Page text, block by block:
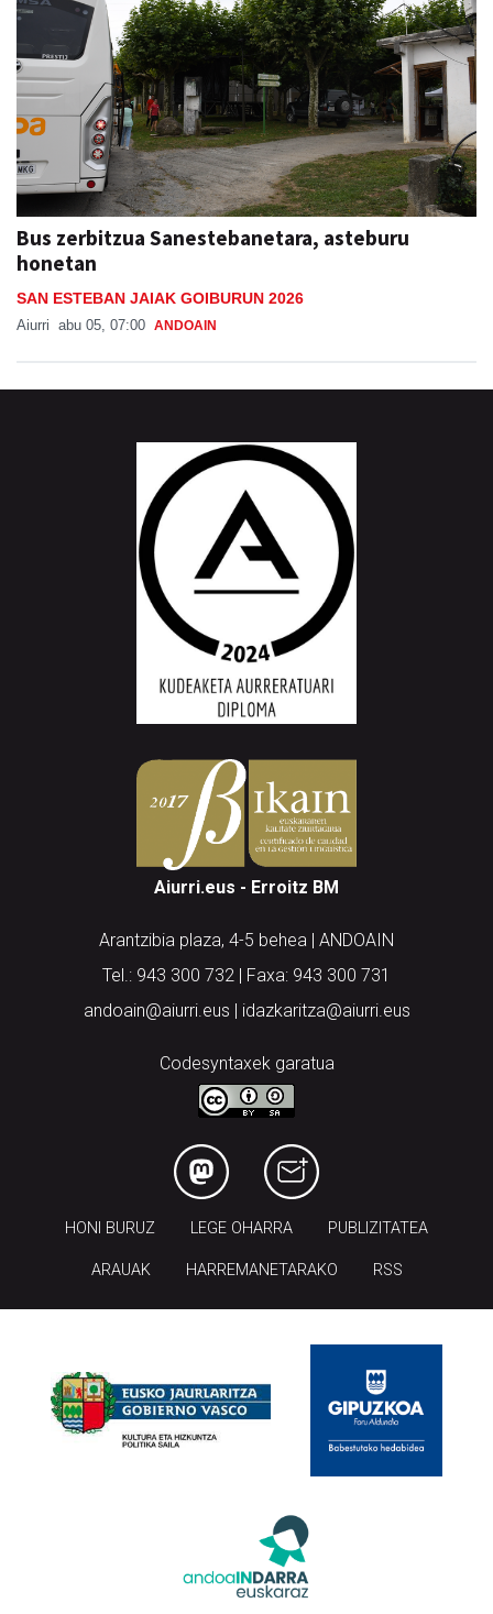
Bus zerbitzua Sanestebanetara, asteburu
honetan
SAN ESTEBAN JAIAK GOIBURUN 2026
Aiurri abu 05, 07:00 ANDOAIN
Aiurri.eus - Erroitz BM
Arantzibia plaza, 4-5 behea | ANDOAIN
Tel.: 943 300 732 | Faxa: 943 300 731
andoain@aiurri.eus | idazkaritza@aiurri.eus
Codesyntaxek garatua
HONI BURUZ LEGE OHARRA PUBLIZITATEA
ARAUAK HARREMANETARAKO RSS